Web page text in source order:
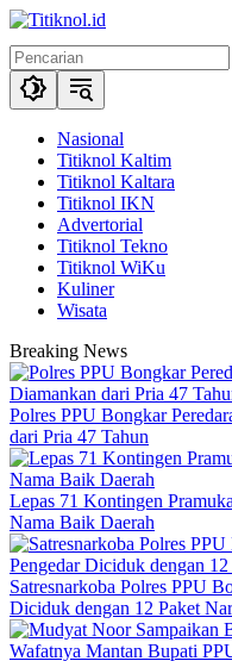
Langsung
konten
Nasional
Titiknol Kaltim
Titiknol Kaltara
Titiknol IKN
Advertorial
Titiknol Tekno
Titiknol WiKu
Kuliner
Wisata
Breaking News
Polres PPU Bongkar
dari Pria 47 Tahun
Lepas 71 Kontingen
Nama Baik Daerah
Satresnarkoba Polres PPU
Diciduk dengan 12 Paket